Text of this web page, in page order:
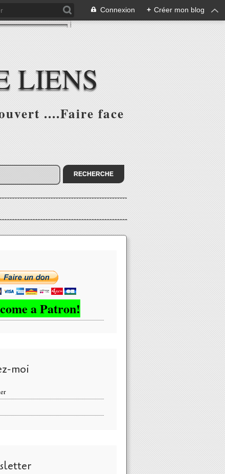
Connexion + Créer mon blog
LIENS
....Faire face
a Patron!
moi